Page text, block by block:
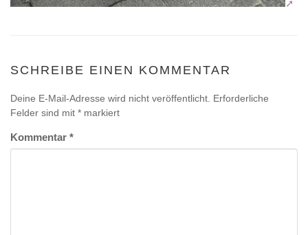
SCHREIBE EINEN KOMMENTAR
Deine E-Mail-Adresse wird nicht veröffentlicht. Erforderliche
Felder sind mit * markiert
Kommentar *